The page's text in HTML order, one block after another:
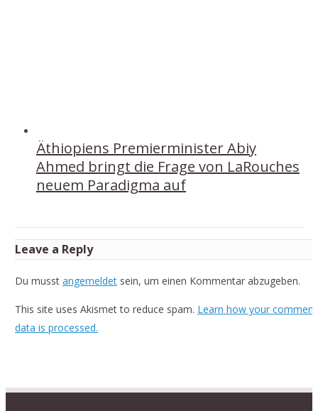
Äthiopiens Premierminister Abiy
Ahmed bringt die Frage von LaRouches
neuem Paradigma auf
Leave a Reply
Du musst angemeldetsein, um einen Kommentar abzugeben.
This site uses Akismet to reduce spam. Learn how your comment
data is processed.